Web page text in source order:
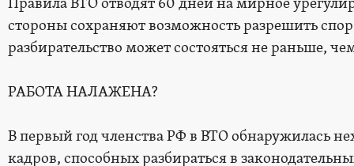
стороны сохраняют возможность разрешить
разбирательство может состояться не раньше,
РАБОТА НАЛАЖЕНА?
В первый год членства РФ в ВТО обнаружилась
кадров, способных разбираться в